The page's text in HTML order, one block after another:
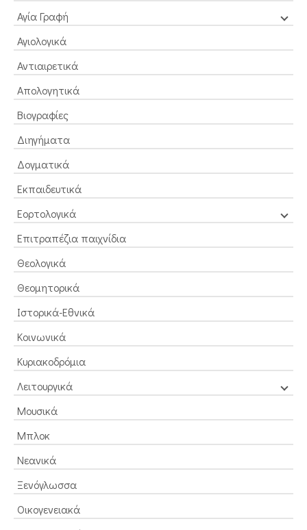
Αγία Γραφή
Αγιολογικά
Αντιαιρετικά
Απολογητικά
Βιογραφίες
Διηγήματα
Δογματικά
Εκπαιδευτικά
Εορτολογικά
Επιτραπέζια παιχνίδια
Θεολογικά
Θεομητορικά
Ιστορικά-Εθνικά
Κοινωνικά
Κυριακοδρόμια
Λειτουργικά
Μουσικά
Μπλοκ
Νεανικά
Ξενόγλωσσα
Οικογενειακά